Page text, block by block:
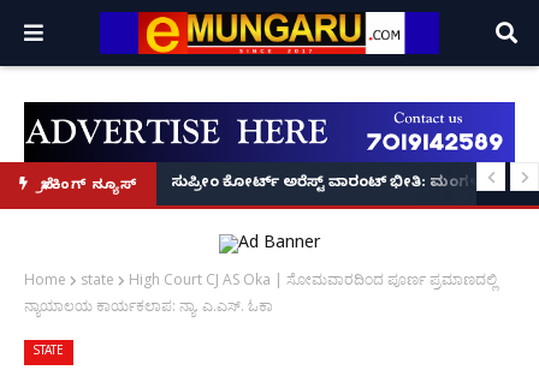
ಬ್ರೇಕಿಂಗ್ ನ್ಯೂಸ್
ಕಮಿಷನರ್ ಸ್ಪಷ್ಟನೆ!
ನಾಯಕ ರಿಯಾಜ್ ಫರಂಗಿಪೇಟೆಗೆ 6 ತಿಂಗಳು ಜೈಲು, ದಂಡ!
ಸುಪ್ರೀಂ ಕೋರ್ಟ್ ಅರೆಸ್ಟ್ ವಾರಂಟ್ ಭೀತಿ: ಮಂಗಳೂರಿನಲ್ಲಿ
Home state
High Court CJ AS Oka | ಸೋಮವಾರದಿಂದ ಪೂರ್ಣ ಪ್ರಮಾಣದಲ್ಲಿ
ನ್ಯಾಯಾಲಯ ಕಾರ್ಯಕಲಾಪ: ನ್ಯಾ. ಎ.ಎಸ್. ಓಕಾ
STATE